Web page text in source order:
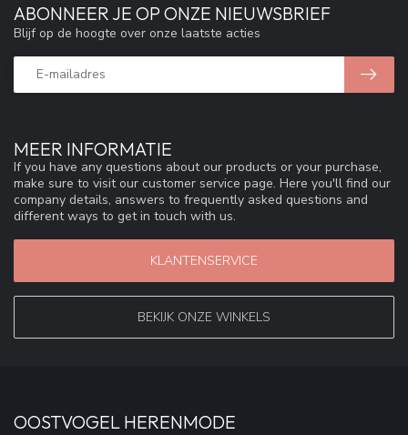
MEER INFORMATIE
If you have any questions about our products or your purchase,
make sure to visit our customer service page. Here you'll find our
company details, answers to frequently asked questions and
different ways to get in touch with us.
KLANTENSERVICE
BEKIJK ONZE WINKELS
ABONNEER JE OP ONZE NIEUWSBRIEF
Blijf op de hoogte over onze laatste acties
OOSTVOGEL HERENMODE